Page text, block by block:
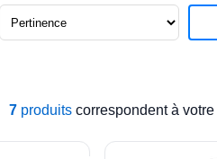
7 produits correspondent à